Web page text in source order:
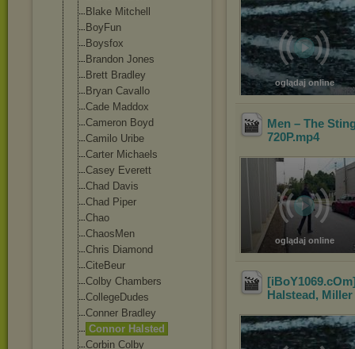
Blake Mitchell
BoyFun
Boysfox
Brandon Jones
Brett Bradley
Bryan Cavallo
Cade Maddox
Cameron Boyd
Camilo Uribe
Carter Michaels
Casey Everett
Chad Davis
Chad Piper
Chao
ChaosMen
Chris Diamond
CiteBeur
Colby Chambers
CollegeDudes
Conner Bradley
Connor Halsted
Corbin Colby
oglądaj online
Men – The
720P.mp4
oglądaj online
Halstead,